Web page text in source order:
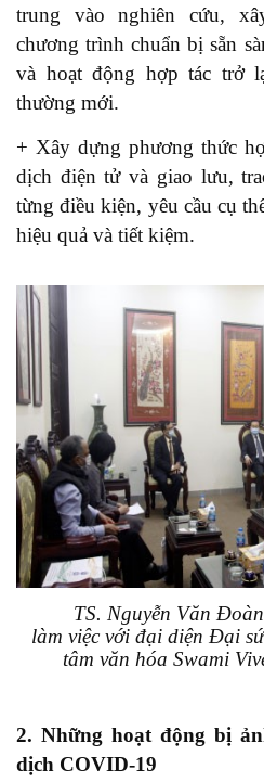
trung vào nghiên cứu,
chương trình chuẩn bị sẵn
và hoạt động hợp tác trở
thường mới.
+ Xây dựng phương thức
dịch điện tử và giao lưu,
từng điều kiện, yêu cầu cụ
hiệu quả và tiết kiệm.
TS. Nguyễn Văn
làm việc với đại diện Đại
tâm văn hóa Swami
2. Những hoạt động bị
dịch COVID-19